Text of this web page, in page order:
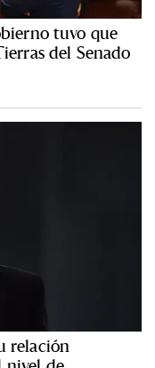
tuvo que
del Senado
relación